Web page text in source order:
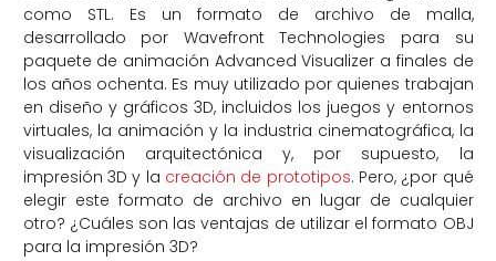
como STL. Es un formato de archivo de malla,
desarrollado por Wavefront Technologies para su
paquete de animación Advanced Visualizer a finales de
los años ochenta. Es muy utilizado por quienes trabajan
en diseño y gráficos 3D, incluidos los juegos y entornos
virtuales, la animación y la industria cinematográfica, la
visualización arquitectónica y, por supuesto, la
impresión 3D y la creación de prototipos. Pero, ¿por qué
elegir este formato de archivo en lugar de cualquier
otro? ¿Cuáles son las ventajas de utilizar el formato OBJ
para la impresión 3D?